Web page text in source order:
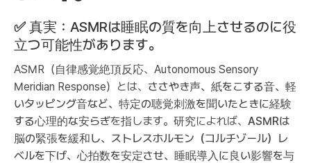
✅ 真実：ASMRは睡眠の質を向上させるのに役
立つ可能性があります。
ASMR（自律感覚絶頂反応、Autonomous Sensory
Meridian Response）とは、 ささやき声、紙をこする音、軽
いタッピング音など、特定の聴覚刺激を聞いたときに経験
する心理的な安らぎを指します。研究によれば、 ASMRは
脳の緊張を緩和し、ストレスホルモン（コルチゾール）レ
ベルを下げ、心拍数を安定させ、睡眠導入に良い影響を与